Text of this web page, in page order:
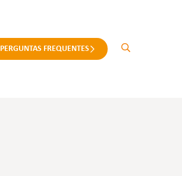
PERGUNTAS FREQUENTES